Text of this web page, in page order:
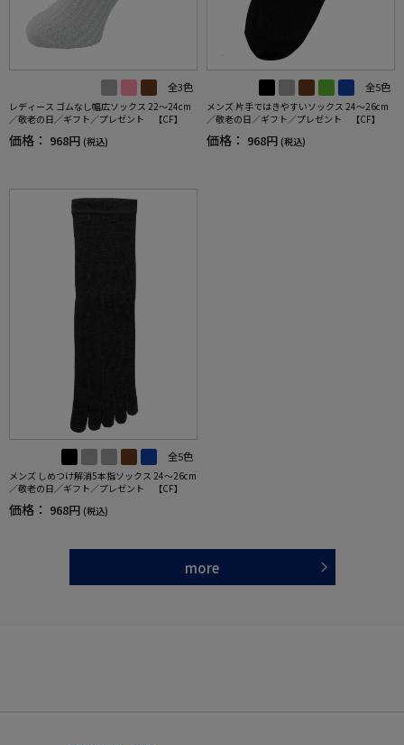
全3色
レディース ゴムなし幅広ソックス 22～24cm
／敬老の日／ギフト／プレゼント 【CF】
価格： 968円 (税込)
全5色
メンズ 片手ではきやすいソックス 24～26cm
／敬老の日／ギフト／プレゼント 【CF】
価格： 968円 (税込)
全5色
メンズ しめつけ解消5本指ソックス 24～26cm
／敬老の日／ギフト／プレゼント 【CF】
価格： 968円 (税込)
more